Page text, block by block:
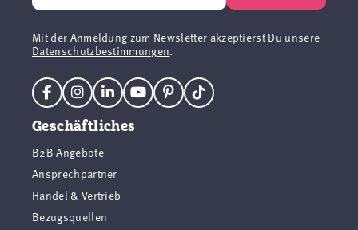
Mit der Anmeldung zum Newsletter akzeptierst Du unsere
Datenschutzbestimmungen.
Geschäftliches
B2B Angebote
Ansprechpartner
Handel & Vertrieb
Bezugsquellen